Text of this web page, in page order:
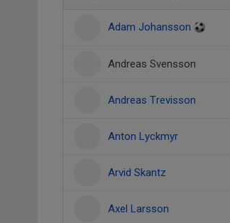
Adam Johansson
Andreas Svensson
Andreas Trevisson
Anton Lyckmyr
Arvid Skantz
Axel Larsson